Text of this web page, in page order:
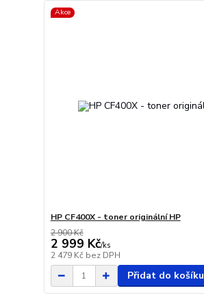
Akce
HP CF400X - toner originální HP
2 900 Kč
2 999 Kč/ks
2 479 Kč bez DPH
Přidat do košíku